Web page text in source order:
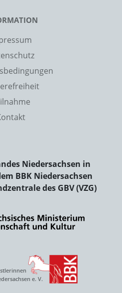
Niedersachsen in
BBK Niedersachsen
des GBV (VZG)
e. V.